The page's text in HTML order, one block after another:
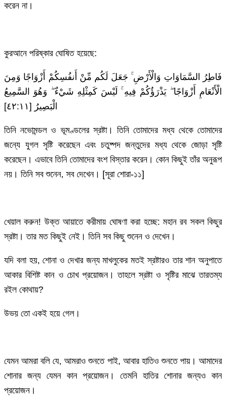
করেন না।
কুরআনে পরিষ্কার ঘোষিত হয়েছে:
فَاطِرُ السَّمَاوَاتِ وَالْأَرْضِ ۚ جَعَلَ لَكُم مِّنْ أَنفُسِكُمْ أَزْوَاجًا وَمِنَ
الْأَنْعَامِ أَزْوَاجًا ۖ يَذْرَؤُكُمْ فِيهِ ۚ لَيْسَ كَمِثْلِهِ شَيْءٌ ۖ وَهُوَ السَّمِيعُ
الْبَصِيرُ [٤٢:١١]
তিনি নভোমন্ডল ও ভূমণ্ডলের স্রষ্টা। তিনি তোমাদের মধ্য থেকে তোমাদের
জন্যে যুগল সৃষ্টি করেছেন এবং চতুষ্পদ জন্তুদের মধ্য থেকে জোড়া সৃষ্টি
করেছেন। এভাবে তিনি তোমাদের বংশ বিস্তার করেন। কোন কিছুই তাঁর অনুরূপ
নয়। তিনি সব শুনেন, সব দেখেন। [সূরা শোরা-১১]
খেয়াল করুন! উক্ত আয়াতে করীমায় ঘোষণা করা হচ্ছে: মহান রব সকল কিছুর
স্রষ্টা। তার মত কিছুই নেই। তিনি সব কিছু শুনেন ও দেখেন।
যদি বলা হয়, শোনা ও দেখার জন্য মাখলুকের মতই স্রষ্টারও তার শান অনুপাতে
আকার বিশিষ্ট কান ও চোখ প্রয়োজন। তাহলে স্রষ্টা ও সৃষ্টির মাঝে তারতম্য
রইল কোথায়?
উভয় তো একই হয়ে গেল।
যেমন আমরা বলি যে, আমরাও শুনতে পাই, আবার হাতিও শুনতে পায়। আমাদের
শোনার জন্য যেমন কান প্রয়োজন। তেমনি হাতির শোনার জন্যও কান
প্রয়োজন।